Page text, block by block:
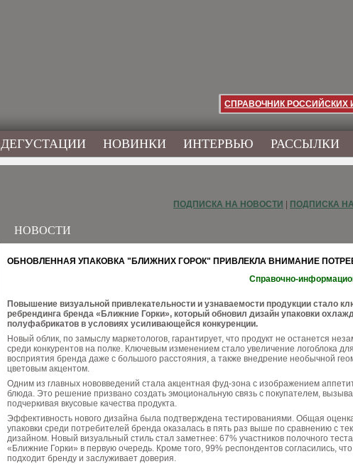
СПРАВОЧНИК
ДЕГУСТАЦИИ НОВИНКИ ИНТЕРВЬЮ РАССЫЛКИ
ПОДПИСКА НА НОВОСТИ ПОДПИСКА
НОВОСТИ
ОБНОВЛЕННАЯ УПАКОВКА "БЛИЖНИХ ГОРОК" ПРИВЛЕКЛА ВНИМАНИЕ
Справочно-
Повышение визуальной привлекательности и узнаваемости продукции стало
ребрендинга бренда «Ближние Горки», который обновил дизайн упаковки
полуфабрикатов в условиях усиливающейся конкуренции.
Новый облик, по замыслу маркетологов, гарантирует, что продукт не останется
среди конкурентов на полке. Ключевым изменением стало увеличение логоблока для
восприятия бренда даже с большого расстояния, а также внедрение необычной
цветовым акцентом.
Одним из главных нововведений стала акцентная фуд-зона с изображением
блюда. Это решение призвано создать эмоциональную связь с покупателем,
подчеркивая вкусовые качества продукта.
Эффективность нового дизайна была подтверждена тестированиями. Общая
упаковки среди потребителей бренда оказалась в пять раз выше по сравнению с
дизайном. Новый визуальный стиль стал заметнее: 67% участников полочного
«Ближние Горки» в первую очередь. Кроме того, 99% респондентов согласились,
подходит бренду и заслуживает доверия.